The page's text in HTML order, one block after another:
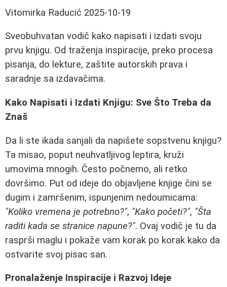
Vitomirka Raducić 2025-10-19
Sveobuhvatan vodič kako napisati i izdati svoju
prvu knjigu. Od traženja inspiracije, preko procesa
pisanja, do lekture, zaštite autorskih prava i
saradnje sa izdavačima.
Kako Napisati i Izdati Knjigu: Sve Što Treba da
Znaš
Da li ste ikada sanjali da napišete sopstvenu knjigu?
Ta misao, poput neuhvatljivog leptira, kruži
umovima mnogih. Često počnemo, ali retko
dovršimo. Put od ideje do objavljene knjige čini se
dugim i zamršenim, ispunjenim nedoumicama:
"Koliko vremena je potrebno?", "Kako početi?", "Šta
raditi kada se stranice napune?". Ovaj vodič je tu da
rasprši maglu i pokaže vam korak po korak kako da
ostvarite svoj pisac san.
Pronalaženje Inspiracije i Razvoj Ideje